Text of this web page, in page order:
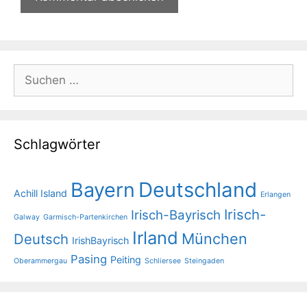
nach:
Schlagwörter
Achill Island Bayern Deutschland Erlangen
Galway Garmisch-Partenkirchen Irisch-Bayrisch Irisch-
Deutsch IrishBayrisch Irland München
Oberammergau Pasing Peiting Schliersee Steingaden